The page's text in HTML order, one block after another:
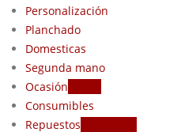
Personalización
Planchado
Domesticas
Segunda mano
Ocasión
Consumibles
Repuestos